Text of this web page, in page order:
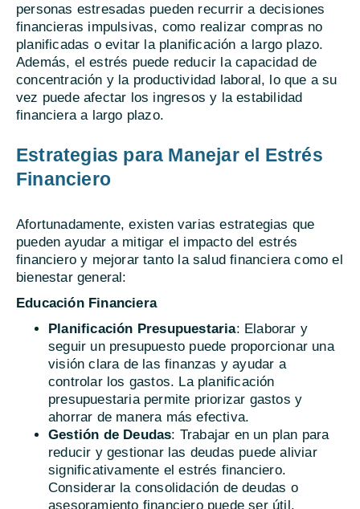
personas estresadas pueden recurrir a decisiones
financieras impulsivas, como realizar compras no
planificadas o evitar la planificación a largo plazo.
Además, el estrés puede reducir la capacidad de
concentración y la productividad laboral, lo que a su
vez puede afectar los ingresos y la estabilidad
financiera a largo plazo.
Estrategias para Manejar el Estrés
Financiero
Afortunadamente, existen varias estrategias que
pueden ayudar a mitigar el impacto del estrés
financiero y mejorar tanto la salud financiera como el
bienestar general:
Educación Financiera
Planificación Presupuestaria: Elaborar y
seguir un presupuesto puede proporcionar una
visión clara de las finanzas y ayudar a
controlar los gastos. La planificación
presupuestaria permite priorizar gastos y
ahorrar de manera más efectiva.
Gestión de Deudas: Trabajar en un plan para
reducir y gestionar las deudas puede aliviar
significativamente el estrés financiero.
Considerar la consolidación de deudas o
asesoramiento financiero puede ser útil.